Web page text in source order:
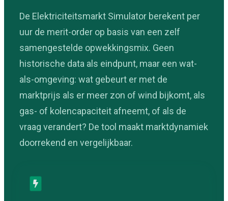
De Elektriciteitsmarkt Simulator berekent per
uur de merit-order op basis van een zelf
samengestelde opwekkingsmix. Geen
historische data als eindpunt, maar een wat-
als-omgeving: wat gebeurt er met de
marktprijs als er meer zon of wind bijkomt, als
gas- of kolencapaciteit afneemt, of als de
vraag verandert? De tool maakt marktdynamiek
doorrekend en vergelijkbaar.